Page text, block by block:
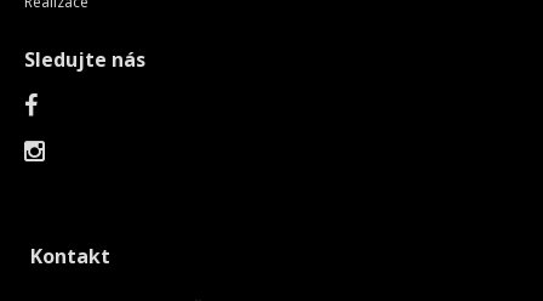
Sledujte nás
Kontakt